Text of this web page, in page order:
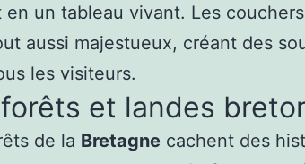
en un tableau vivant. Les
aussi majestueux, créant des
les visiteurs.
et landes
de la Bretagne cachent des